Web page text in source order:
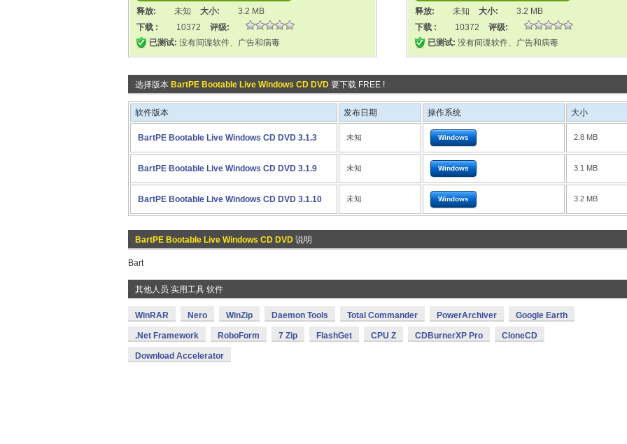
释放: 未知 大小:
3.2 MB
下载 :
10372
评级:
已测试: 没有间谍软件、广告和病毒
释放: 未知 大小:
3.2 MB
下载 :
10372
评级:
已测试: 没有间谍软件、广告和病毒
选择版本 BartPE Bootable Live Windows CD DVD 要下载 FREE !
软件版本 发布日期 操作系统 大小
BartPE Bootable Live Windows CD DVD 3.1.3 未知 Windows 2.8 MB
BartPE Bootable Live Windows CD DVD 3.1.9 未知 Windows 3.1 MB
BartPE Bootable Live Windows CD DVD 3.1.10 未知 Windows 3.2 MB
BartPE Bootable Live Windows CD DVD 说明
Bart
其他人员 实用工具 软件
WinRAR Nero WinZip Daemon Tools Total Commander PowerArchiver Google Earth
.Net Framework RoboForm 7 Zip FlashGet CPU Z CDBurnerXP Pro CloneCD
Download Accelerator